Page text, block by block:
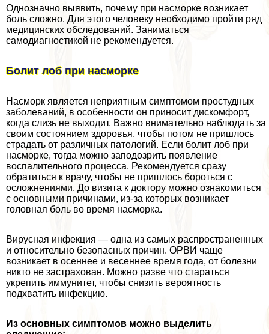
Однозначно выявить, почему при насморке возникает
боль сложно. Для этого человеку необходимо пройти ряд
медицинских обследований. Заниматься
самодиагностикой не рекомендуется.
Болит лоб при насморке
Насморк является неприятным симптомом простудных
заболеваний, в особенности он приносит дискомфорт,
когда слизь не выходит. Важно внимательно наблюдать за
своим состоянием здоровья, чтобы потом не пришлось
страдать от различных патологий. Если болит лоб при
насморке, тогда можно заподозрить появление
воспалительного процесса. Рекомендуется сразу
обратиться к врачу, чтобы не пришлось бороться с
осложнениями. До визита к доктору можно ознакомиться
с основными причинами, из-за которых возникает
головная боль во время насморка.
Вирусная инфекция — одна из самых распространенных
и относительно безопасных причин. ОРВИ чаще
возникает в осеннее и весеннее время года, от болезни
никто не застрахован. Можно разве что стараться
укрепить иммунитет, чтобы снизить вероятность
подхватить инфекцию.
Из основных симптомов можно выделить